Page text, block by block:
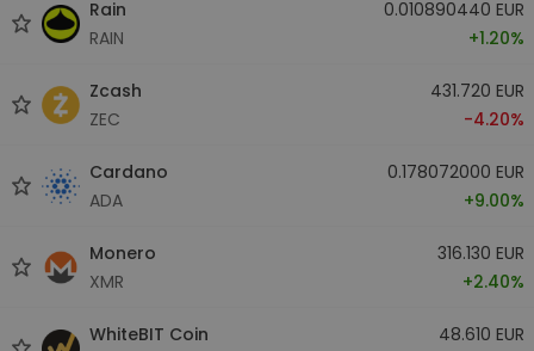
Rain
RAIN
0.010890440 EUR
+1.20%
Zcash
ZEC
431.720 EUR
-4.20%
Cardano
ADA
0.178072000 EUR
+9.00%
Monero
XMR
316.130 EUR
+2.40%
WhiteBIT Coin
48.610 EUR